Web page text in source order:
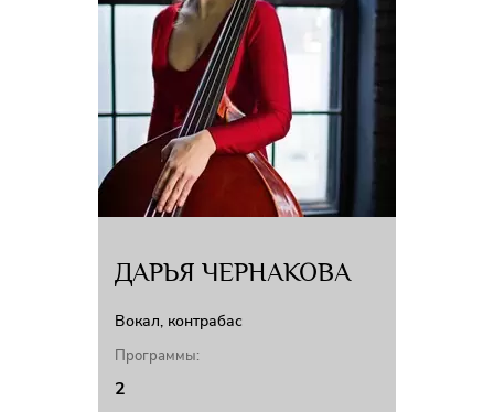
ДАРЬЯ ЧЕРНАКОВА
Вокал, контрабас
Программы:
2